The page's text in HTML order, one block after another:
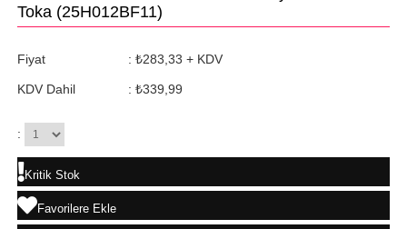
Toka (25H012BF11)
Fiyat : ₺283,33 + KDV
KDV Dahil : ₺339,99
:
Kritik Stok
Favorilere Ekle